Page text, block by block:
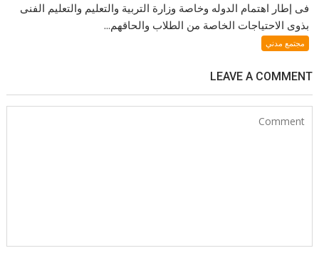
فى إطار اهتمام الدوله وخاصة وزارة التربية والتعليم والتعليم الفنى
بذوى الاحتياجات الخاصة من الطلاب والحاقهم...
مجتمع مدني
LEAVE A COMMENT